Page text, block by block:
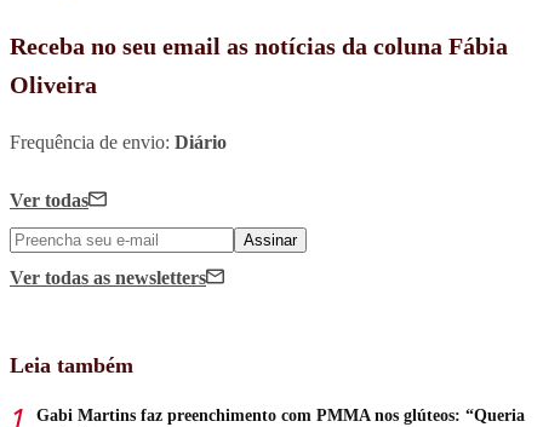
Receba no seu email as notícias da coluna Fábia
Oliveira
Frequência de envio: Diário
Ver todas
Assinar
Ver todas as newsletters
Leia também
Gabi Martins faz preenchimento com PMMA nos glúteos: “Queria